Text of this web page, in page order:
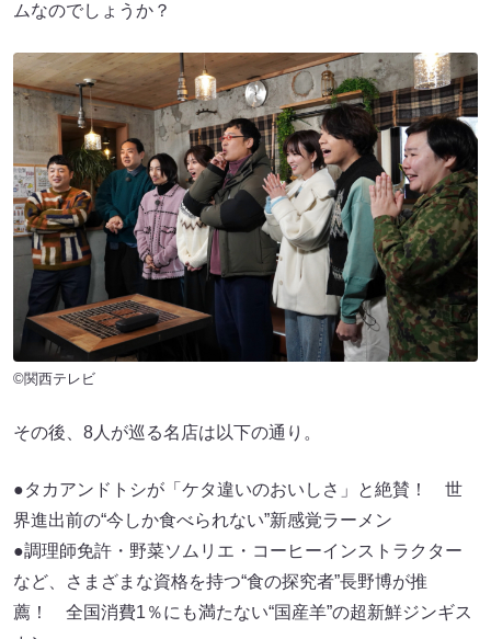
ムなのでしょうか？
©関西テレビ
その後、8人が巡る名店は以下の通り。
●タカアンドトシが「ケタ違いのおいしさ」と絶賛！ 世
界進出前の“今しか食べられない”新感覚ラーメン
●調理師免許・野菜ソムリエ・コーヒーインストラクター
など、さまざまな資格を持つ“食の探究者”長野博が推
薦！ 全国消費1％にも満たない“国産羊”の超新鮮ジンギス